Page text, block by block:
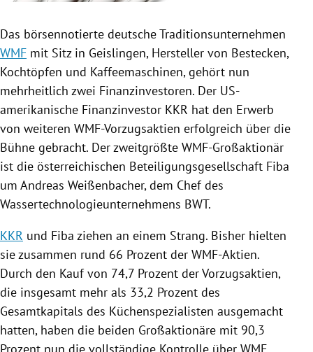
Untermenü
Untermenü
Das börsennotierte deutscheTraditionsunternehmen
WMF mit Sitz in Geislingen, Hersteller von Bestecken,
Kochtöpfen und Kaffeemaschinen, gehört nun
mehrheitlich zwei Finanzinvestoren. Der US-
amerikanische Finanzinvestor KKR hat den Erwerb
von weiteren WMF-Vorzugsaktien erfolgreich über die
Bühne gebracht. Der zweitgrößte WMF-Großaktionär
ist die österreichischen Beteiligungsgesellschaft Fiba
um Andreas Weißenbacher, dem Chef des
Wassertechnologieunternehmens BWT.
KKR und Fiba ziehen an einem Strang. Bisher hielten
sie zusammen rund 66 Prozent der WMF-Aktien.
Durch den Kauf von 74,7 Prozent der Vorzugsaktien,
die insgesamt mehr als 33,2 Prozent des
Gesamtkapitals des Küchenspezialisten ausgemacht
hatten, haben die beiden Großaktionäre mit 90,3
Prozent nun die vollständige Kontrolle über WMF